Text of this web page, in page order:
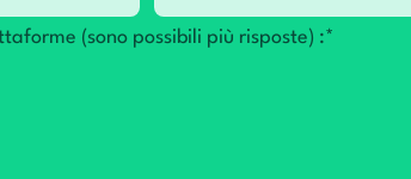
(sono possibili più risposte) :*